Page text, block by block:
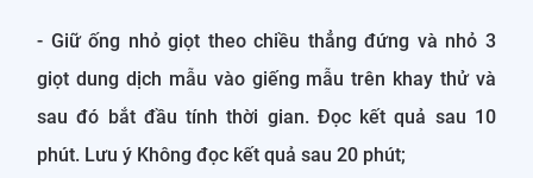
- Giữ ống nhỏ giọt theo chiều thẳng đứng và nhỏ 3
giọt dung dịch mẫu vào giếng mẫu trên khay thử và
sau đó bắt đầu tính thời gian. Đọc kết quả sau 10
phút. Lưu ý Không đọc kết quả sau 20 phút;